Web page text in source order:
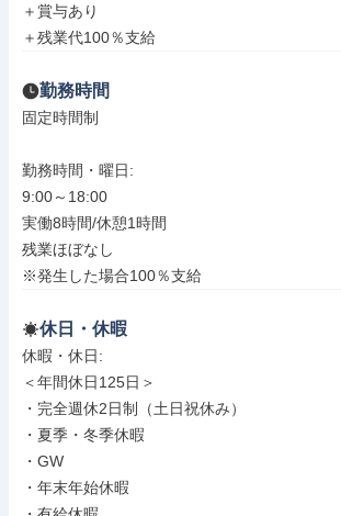
＋賞与あり
＋残業代100％支給
勤務時間
固定時間制
勤務時間・曜日:
9:00～18:00
実働8時間/休憩1時間
残業ほぼなし
※発生した場合100％支給
休日・休暇
休暇・休日:
＜年間休日125日＞
・完全週休2日制（土日祝休み）
・夏季・冬季休暇
・GW
・年末年始休暇